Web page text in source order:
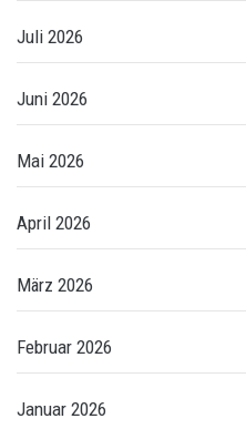
Juli 2026
Juni 2026
Mai 2026
April 2026
März 2026
Februar 2026
Januar 2026